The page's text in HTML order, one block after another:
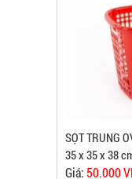
SỌT TRUNG
35 x 35 x 38
Giá: 50.000